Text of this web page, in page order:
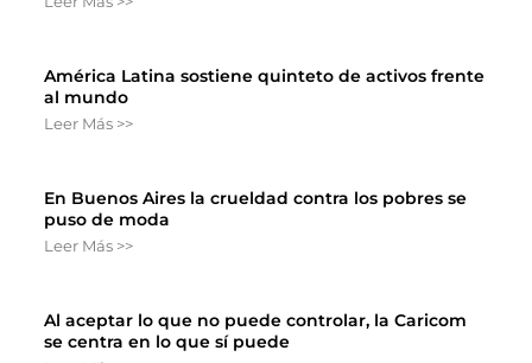
América Latina sostiene quinteto de activos frente
al mundo
Leer Más >>
En Buenos Aires la crueldad contra los pobres se
puso de moda
Leer Más >>
Al aceptar lo que no puede controlar, la Caricom
se centra en lo que sí puede